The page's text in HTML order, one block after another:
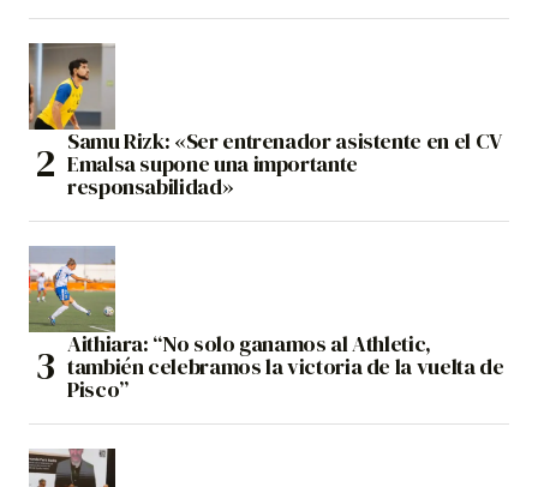
Samu Rizk: «Ser entrenador asistente en el CV
Emalsa supone una importante
responsabilidad»
Aithiara: “No solo ganamos al Athletic,
también celebramos la victoria de la vuelta de
Pisco”